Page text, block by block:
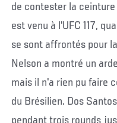
de contester la
est venu à l'UFC 117,
se sont affrontés pour
Nelson a montré un
mais il n'a rien pu faire
du Brésilien. Dos
pendant trois rounds